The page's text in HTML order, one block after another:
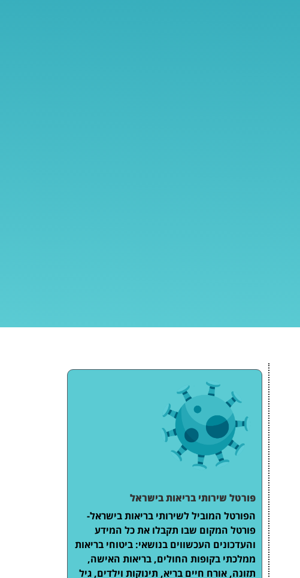
פורטל שירותי בריאות בישראל
הפורטל המוביל לשירותי בריאות בישראל-
פורטל המקום שבו תקבלו את כל המידע
והעדכונים העכשווים בנושאי: ביטוחי בריאות
ממלכתי בקופות החולים, בריאות האישה,
תזונה, אורח חיים בריא, תינוקות וילדים, גיל